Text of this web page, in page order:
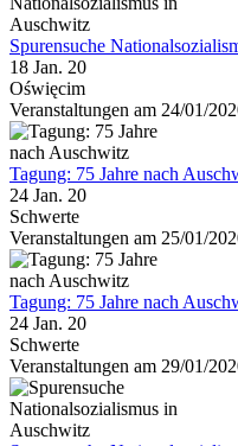
Spurensuche
18 Jan. 20
Oświęcim
Veranstaltungen am 24/01/
Tagung: 75 Jahre nach
24 Jan. 20
Schwerte
Veranstaltungen am 25/01/
Tagung: 75 Jahre nach
24 Jan. 20
Schwerte
Veranstaltungen am 29/01/